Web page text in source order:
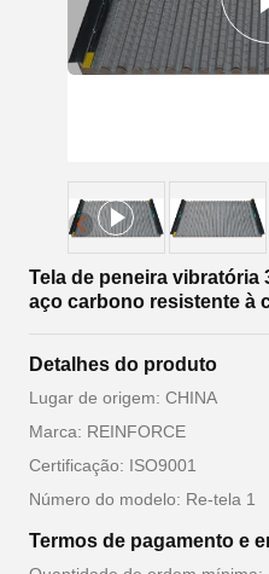
Tela de peneira vibratória
aço carbono resistente à
Detalhes do produto
Lugar de origem: CHINA
Marca: REINFORCE
Certificação: ISO9001
Número do modelo: Re-tela 1
Termos de pagamento e